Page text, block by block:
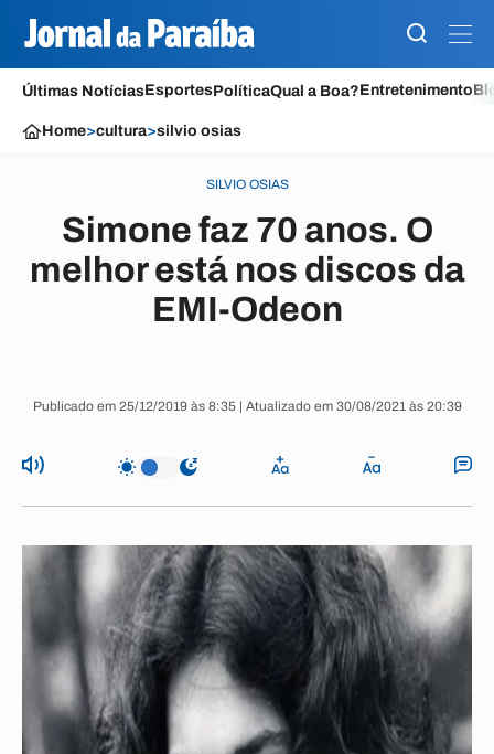
Últimas NotíciasEsportesPolíticaQual a Boa?Entretenimento
Home>cultura>silvio osias
SILVIO OSIAS
Simone faz 70 anos. O
melhor está nos discos da
EMI-Odeon
Publicado em 25/12/2019 às 8:35 | Atualizado em 30/08/2021 às 20:39